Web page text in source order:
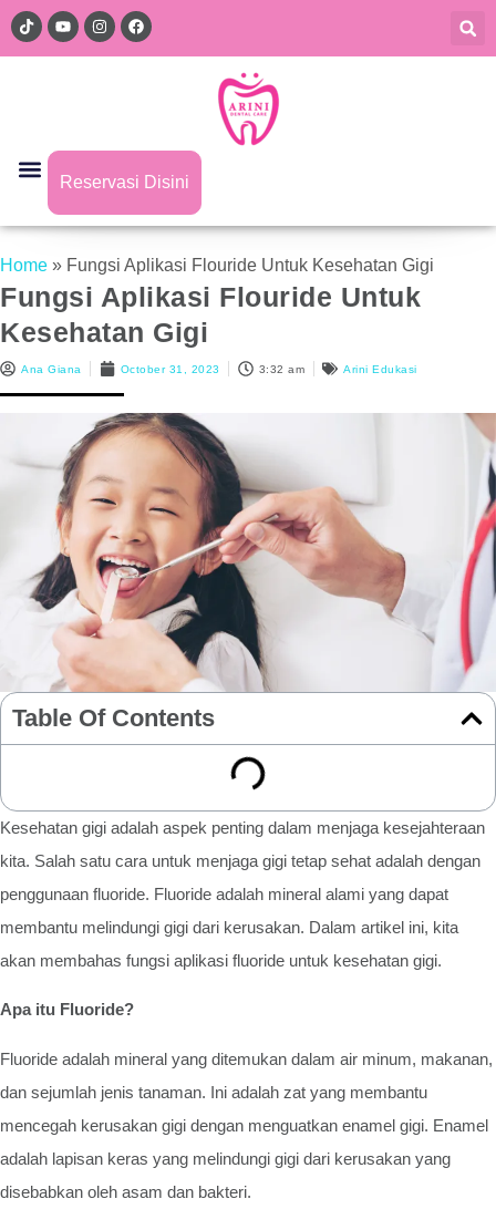
Reservasi Disini
Home » Fungsi Aplikasi Flouride Untuk Kesehatan Gigi
Fungsi Aplikasi Flouride Untuk
Kesehatan Gigi
Ana Giana October 31, 2023 3:32 am Arini Edukasi
Table Of Contents
Kesehatan gigi adalah aspek penting dalam menjaga kesejahteraan
kita. Salah satu cara untuk menjaga gigi tetap sehat adalah dengan
penggunaan fluoride. Fluoride adalah mineral alami yang dapat
membantu melindungi gigi dari kerusakan. Dalam artikel ini, kita
akan membahas fungsi aplikasi fluoride untuk kesehatan gigi.
Apa itu Fluoride?
Fluoride adalah mineral yang ditemukan dalam air minum, makanan,
dan sejumlah jenis tanaman. Ini adalah zat yang membantu
mencegah kerusakan gigi dengan menguatkan enamel gigi. Enamel
adalah lapisan keras yang melindungi gigi dari kerusakan yang
disebabkan oleh asam dan bakteri.